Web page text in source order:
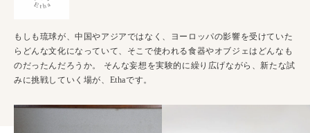
もしも琉球が、中国やアジアではなく、ヨーロッパの影響を受けていた
らどんな文化になっていて、そこで使われる食器やオブジェはどんなも
のだったんだろうか。 そんな妄想を実験的に繰り広げながら、新たな試
みに挑戦していく場が、Ethaです。